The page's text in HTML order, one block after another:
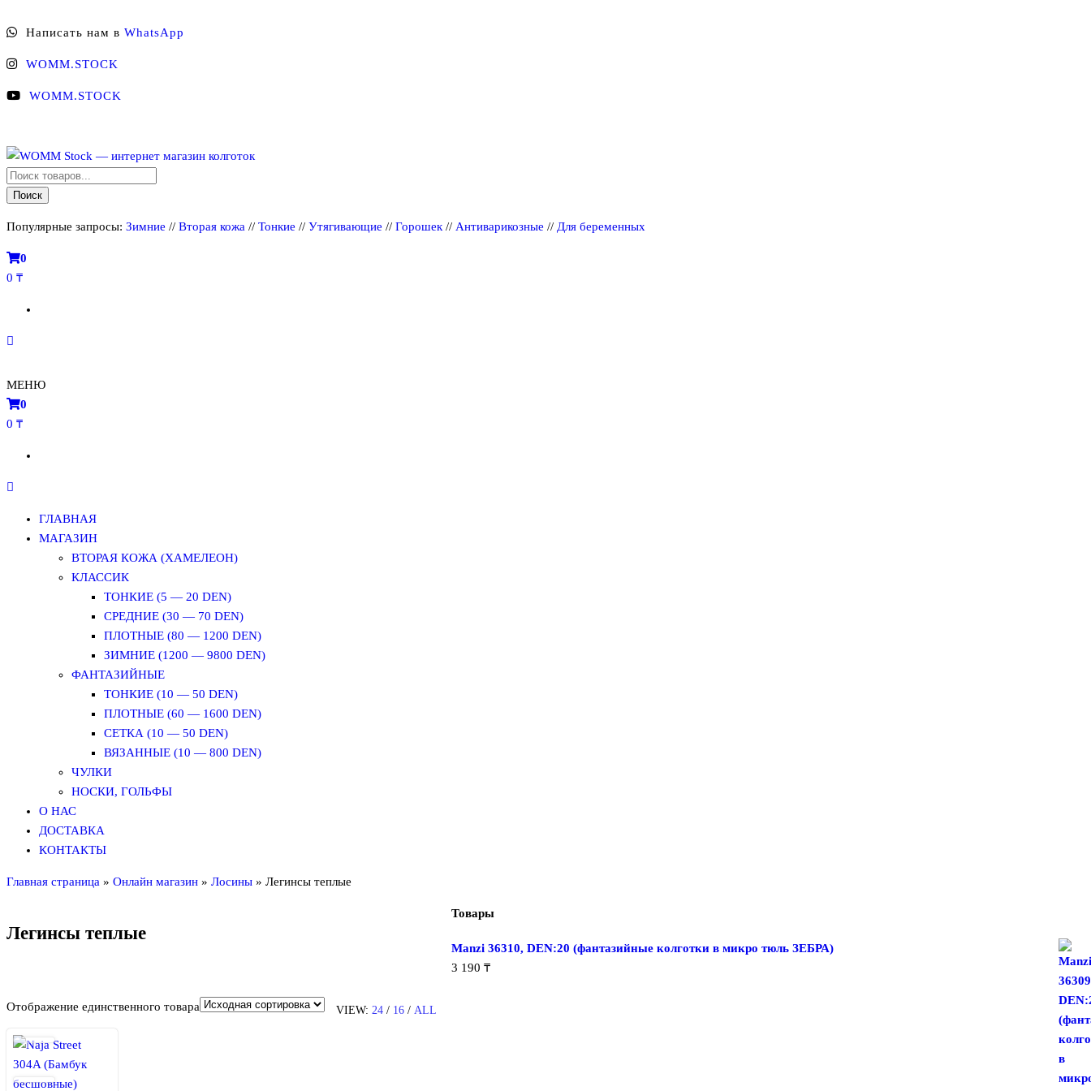
к
Написать нам в WhatsApp
WOMM.STOCK
WOMM.STOCK
WOMM Stock — интернет магазин колготок
Колготки MANZI, Naja Street тонкие, фантазийные, чулки, лосины
Поиск
товаров
Поиск
Популярные запросы: Зимние // Вторая кожа // Тонкие // Утягивающие // Горошек // Антиварикозные // Для беременных
0
0 ₸
МЕНЮ
0
0 ₸
ГЛАВНАЯ
МАГАЗИН
ВТОРАЯ КОЖА (ХАМЕЛЕОН)
КЛАССИК
ТОНКИЕ (5 — 20 DEN)
СРЕДНИЕ (30 — 70 DEN)
ПЛОТНЫЕ (80 — 1200 DEN)
ЗИМНИЕ (1200 — 9800 DEN)
ФАНТАЗИЙНЫЕ
ТОНКИЕ (10 — 50 DEN)
ПЛОТНЫЕ (60 — 1600 DEN)
СЕТКА (10 — 50 DEN)
ВЯЗАННЫЕ (10 — 800 DEN)
ЧУЛКИ
НОСКИ, ГОЛЬФЫ
О НАС
ДОСТАВКА
КОНТАКТЫ
Главная страница » Онлайн магазин » Лосины » Легинсы теплые
Легинсы теплые
В продаже
VIEW: 24 / 16 / ALL
Отображение единственного товара
Товары
Manzi 36310, DEN:20 (фантазийные колготки в микро тюль ЗЕБРА)
3 190 ₸